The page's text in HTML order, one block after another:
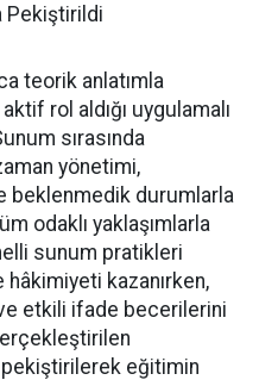
Pekiştirildi
teorik anlatımla
rol aldığı uygulamalı
sırasında
yönetimi,
beklenmedik durumlarla
odaklı yaklaşımlarla
sunum pratikleri
hâkimiyeti kazanırken,
etkili ifade becerilerini
eğitimin